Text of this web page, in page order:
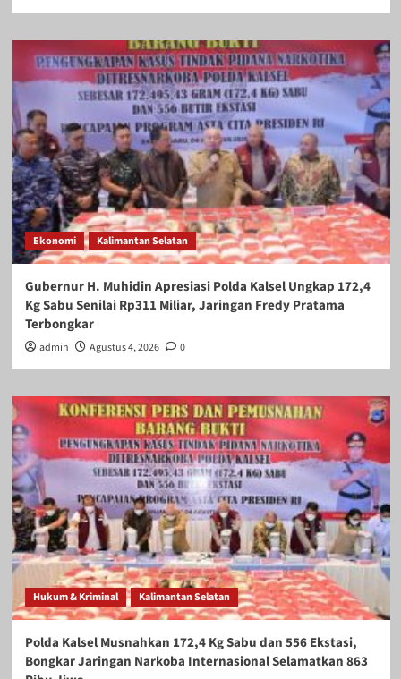
Ekonomi Kalimantan Selatan
Gubernur H. Muhidin Apresiasi Polda Kalsel Ungkap 172,4
Kg Sabu Senilai Rp311 Miliar, Jaringan Fredy Pratama
Terbongkar
admin Agustus 4, 2026 0
Hukum & Kriminal Kalimantan Selatan
Polda Kalsel Musnahkan 172,4 Kg Sabu dan 556 Ekstasi,
Bongkar Jaringan Narkoba Internasional Selamatkan 863